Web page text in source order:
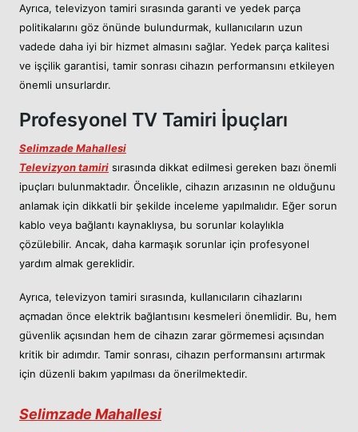
Ayrıca, televizyon tamiri sırasında garanti ve yedek parça
politikalarını göz önünde bulundurmak, kullanıcıların uzun
vadede daha iyi bir hizmet almasını sağlar. Yedek parça kalitesi
ve işçilik garantisi, tamir sonrası cihazın performansını etkileyen
önemli unsurlardır.
Profesyonel TV Tamiri İpuçları
Selimzade Mahallesi
Televizyon tamiri sırasında dikkat edilmesi gereken bazı önemli
ipuçları bulunmaktadır. Öncelikle, cihazın arızasının ne olduğunu
anlamak için dikkatli bir şekilde inceleme yapılmalıdır. Eğer sorun
kablo veya bağlantı kaynaklıysa, bu sorunlar kolaylıkla
çözülebilir. Ancak, daha karmaşık sorunlar için profesyonel
yardım almak gereklidir.
Ayrıca, televizyon tamiri sırasında, kullanıcıların cihazlarını
açmadan önce elektrik bağlantısını kesmeleri önemlidir. Bu, hem
güvenlik açısından hem de cihazın zarar görmemesi açısından
kritik bir adımdır. Tamir sonrası, cihazın performansını artırmak
için düzenli bakım yapılması da önerilmektedir.
Selimzade Mahallesi